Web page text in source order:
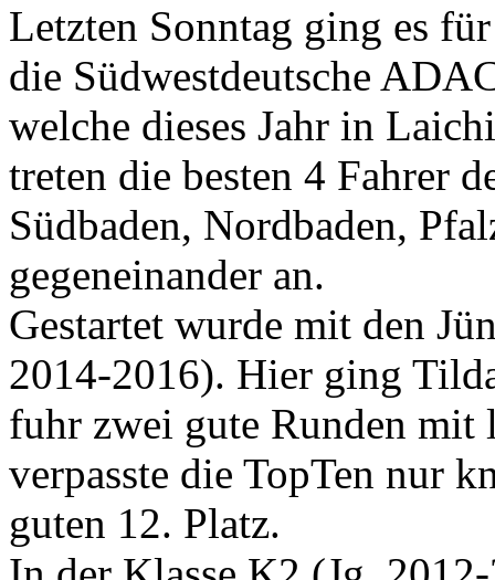
Letzten Sonntag ging es
die Südwestdeutsche
welche dieses Jahr in
treten die besten 4 Fahrer
Südbaden, Nordbaden,
gegeneinander an.
Gestartet wurde mit den
2014-2016). Hier ging
fuhr zwei gute Runden mit
verpasste die TopTen nur
guten 12. Platz.